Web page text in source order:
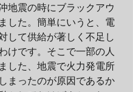
地震の時にブラックアウ
した。簡単にいうと、電
して供給が著しく不足し
けです。そこで一部の人
した、地震で火力発電所
まったのが原因であるか